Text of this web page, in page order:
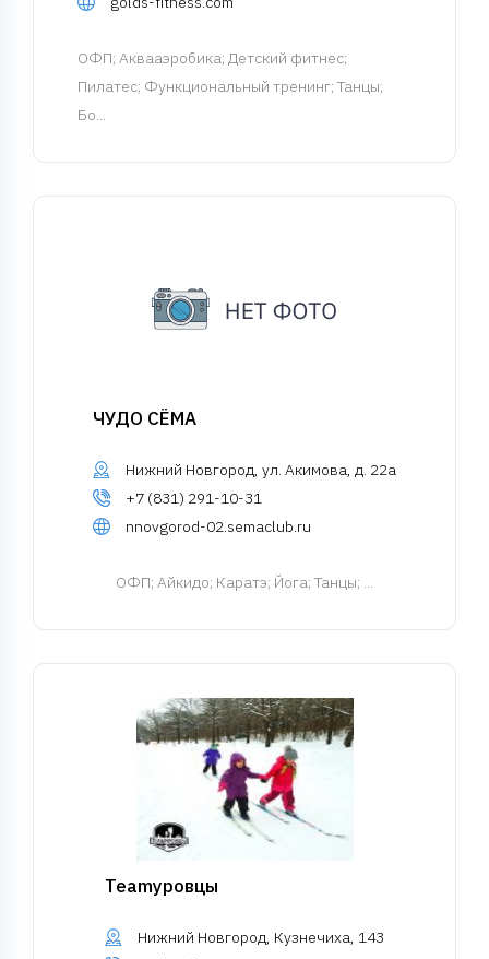
ОФП; Аквааэробика; Детский фитнес;
Пилатес; Функциональный тренинг; Танцы;
Бо...
ЧУДО СЁМА
Нижний Новгород, ул. Акимова, д. 22а
+7 (831) 291-10-31
nnovgorod-02.semaclub.ru
ОФП; Айкидо; Каратэ; Йога; Танцы; ...
Teamуровцы
Нижний Новгород, Кузнечиха, 143